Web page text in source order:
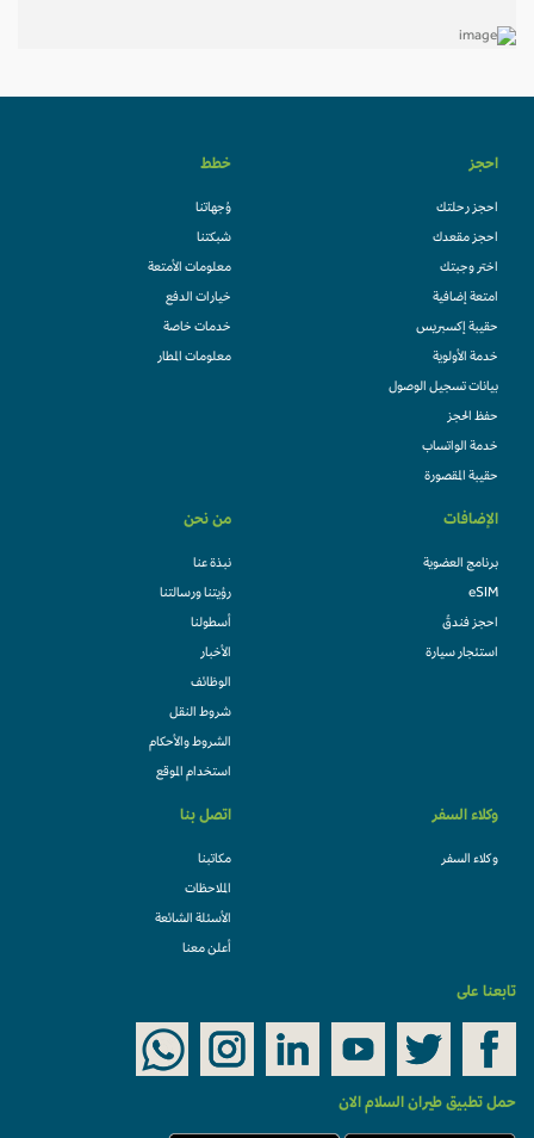
احجز
احجز رحلتك
احجز مقعدك
اختر وجبتك
امتعة إضافية
حقيبة إكسبريس
خدمة الأولوية
بيانات تسجيل الوصول
حفظ الحجز
خدمة الواتساب
حقيبة المقصورة
خطط
وُجهاتنا
شبكتنا
معلومات الأمتعة
خيارات الدفع
خدمات خاصة
معلومات المطار
الإضافات
برنامج العضوية
eSIM
احجز فندقً
استئجار سيارة
من نحن
نبذة عنا
رؤيتنا ورسالتنا
أسطولنا
الأخبار
الوظائف
شروط النقل
الشروط والأحكام
استخدام الموقع
وكلاء السفر
وكلاء السفر
اتصل بنا
مكاتبنا
الملاحظات
الأسئلة الشائعة
أعلن معنا
تابعنا على
حمل تطبيق طيران السلام الان